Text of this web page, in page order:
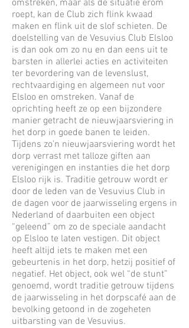
omstreken, maar als de situatie erom
roept, kan de Club zich flink kwaad
maken en flink uit de slof schieten. De
doelstelling van de Vesuvius Club Elsloo
is dan ook om zo nu en dan eens uit te
barsten in allerlei acties en activiteiten
ter bevordering van de levenslust,
rechtvaardiging en algemeen nut voor
Elsloo en omstreken. Vanaf de
oprichting heeft ze op een bijzondere
manier getracht de nieuwjaarsviering in
het dorp in goede banen te leiden.
Tijdens zo’n nieuwjaarsviering wordt het
dorp verrast met talloze giften aan
verenigingen en instanties die het dorp
Elsloo rijk is. Traditie getrouw wordt er
door de leden van de Vesuvius Club in
de dagen voor de jaarwisseling ergens in
Nederland of daarbuiten een object
“geleend” om zo de speciale aandacht
op Elsloo te laten vestigen. Dit object
heeft altijd iets te maken met een
gebeurtenis in het dorp, hetzij positief of
negatief. Het object, ook wel “de stunt”
genoemd, wordt traditie getrouw tijdens
de jaarwisseling in het dorpscafé aan de
bevolking getoond in de zogeheten
uitbarsting van de Vesuvius.